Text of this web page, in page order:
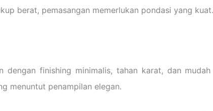
berat, pemasangan memerlukan pondasi yang
dengan finishing minimalis, tahan karat, dan
menuntut penampilan elegan.